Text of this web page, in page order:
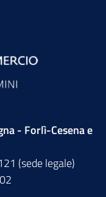
- Forlì-Cesena e
(sede legale)